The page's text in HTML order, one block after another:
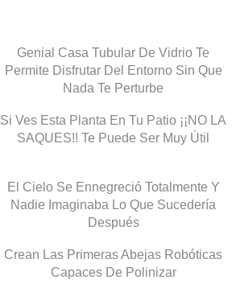
Genial Casa Tubular De Vidrio Te
Permite Disfrutar Del Entorno Sin Que
Nada Te Perturbe
Si Ves Esta Planta En Tu Patio ¡¡NO LA
SAQUES!! Te Puede Ser Muy Útil
El Cielo Se Ennegreció Totalmente Y
Nadie Imaginaba Lo Que Sucedería
Después
Crean Las Primeras Abejas Robóticas
Capaces De Polinizar